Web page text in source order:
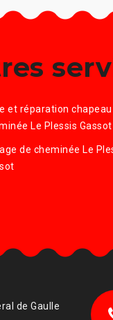
et réparation chapeau
Le Plessis Gassot
de cheminée Le
de Gaulle